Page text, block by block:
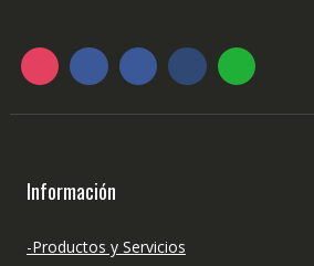
Información
-Productos y Servicios